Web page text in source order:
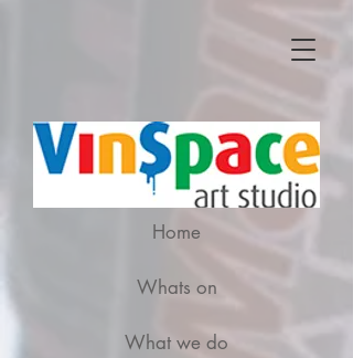
Home
Whats on
What we do